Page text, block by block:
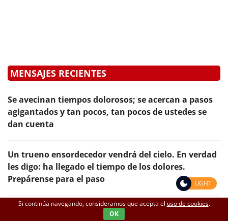
MENSAJES RECIENTES
Se avecinan tiempos dolorosos; se acercan a pasos
agigantados y tan pocos, tan pocos de ustedes se
dan cuenta
Un trueno ensordecedor vendrá del cielo. En verdad
les digo: ha llegado el tiempo de los dolores.
Prepárense para el paso
A los jóvenes y adolescentes: No se dejen engañar.
Si continúa navegando, consideramos que acepta el uso de cookies.
OK
LIGHT